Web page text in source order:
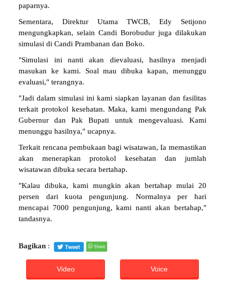
paparnya.
Sementara, Direktur Utama TWCB, Edy Setijono
mengungkapkan, selain Candi Borobudur juga dilakukan
simulasi di Candi Prambanan dan Boko.
"Simulasi ini nanti akan dievaluasi, hasilnya menjadi
masukan ke kami. Soal mau dibuka kapan, menunggu
evaluasi," terangnya.
"Jadi dalam simulasi ini kami siapkan layanan dan fasilitas
terkait protokol kesehatan. Maka, kami mengundang Pak
Gubernur dan Pak Bupati untuk mengevaluasi. Kami
menunggu hasilnya," ucapnya.
Terkait rencana pembukaan bagi wisatawan, Ia memastikan
akan menerapkan protokol kesehatan dan jumlah
wisatawan dibuka secara bertahap.
"Kalau dibuka, kami mungkin akan bertahap mulai 20
persen dari kuota pengunjung. Normalnya per hari
mencapai 7000 pengunjung, kami nanti akan bertahap,"
tandasnya.
Bagikan :
Video Voice